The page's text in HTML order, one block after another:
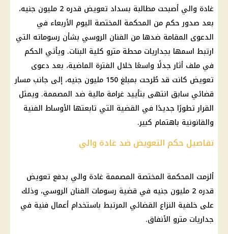
غادة والي أصبحت مطالبة بسداد تعويض قدره 2 مليون جنيه،
بعد صدور حكم من المحكمة المختصة اليوم الأربعاء في
الدعوى المقامة ضدها من الفنان الروسي بشأن رسوماته التي
ارتبط اسمها بجداريات محطة مترو كلية البنات. ويأتي الحكم
في ملف أثار جدلًا واسعًا خلال الفترة الماضية، بعد دعوى
تعويض كانت قد طُرحت بمبلغ 150 مليون جنيه، إلى جانب مسار
قضائي سابق انتهى بتأييد غرامة مالية ضد المصممة. ويمثل
القرار تطورًا جديدًا في القضية التي تابعتها الأوساط الفنية
والقانونية باهتمام كبير.
تفاصيل حكم التعويض ضد غادة والي
ألزمت المحكمة المختصة المصممة غادة والي بدفع تعويض
قدره 2 مليون جنيه في قضية رسومات الفنان الروسي، وذلك
على خلفية النزاع القضائي المرتبط باستخدام أعمال فنية في
جداريات مترو الأنفاق.